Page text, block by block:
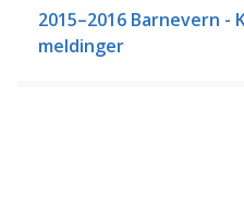
2015–2016 Barnevern -
meldinger